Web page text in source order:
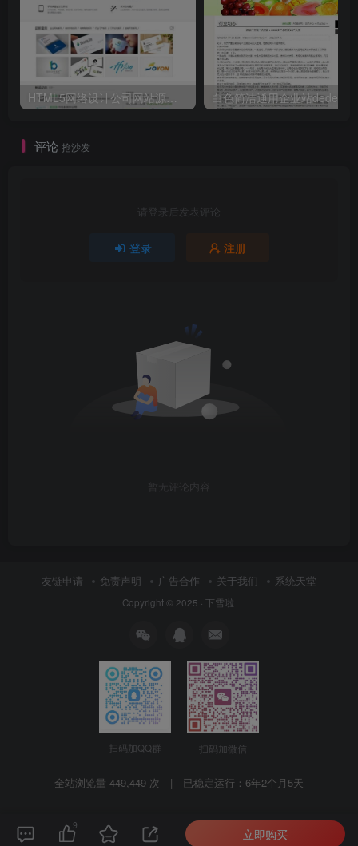
HTML5网络设计公司网站源码 织梦dedecms整站模板
评论 抢沙发
请登录后发表评论
登录 注册
暂无评论内容
友链申请 免责声明 广告合作 关于我们 系统天堂
Copyright © 2025 · 下雪啦
扫码加QQ群 扫码加微信
全站浏览量 449,449 次 | 已稳定运行： 6年2个月5天
9
立即购买